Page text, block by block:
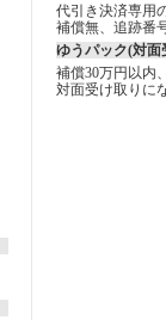
代引き決済専用
補償無、追跡番
ゆうパック(対面
補償30万円以内
対面受け取りに